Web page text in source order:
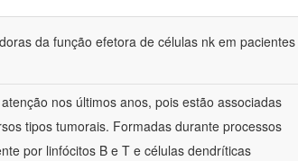
da função efetora de células nk em pacientes
nos últimos anos, pois estão associadas
tipos tumorais. Formadas durante processos
por linfócitos B e T e células dendríticas